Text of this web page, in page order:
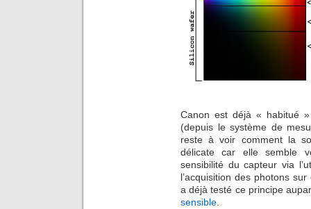
Canon est déjà « habitué
(depuis le système de
reste à voir comment la
délicate car elle semble
sensibilité du capteur via
l’acquisition des photons
a déjà testé ce principe
sensible.